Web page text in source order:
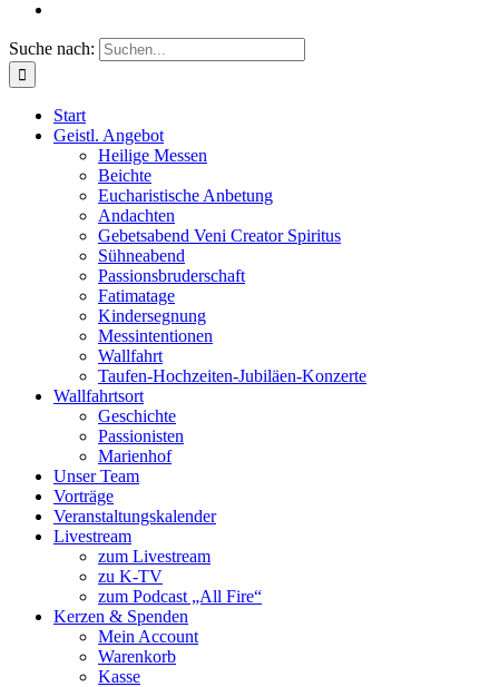
Suche nach:
Start
Geistl. Angebot
Heilige Messen
Beichte
Eucharistische Anbetung
Andachten
Gebetsabend Veni Creator Spiritus
Sühneabend
Passionsbruderschaft
Fatimatage
Kindersegnung
Messintentionen
Wallfahrt
Taufen-Hochzeiten-Jubiläen-Konzerte
Wallfahrtsort
Geschichte
Passionisten
Marienhof
Unser Team
Vorträge
Veranstaltungskalender
Livestream
zum Livestream
zu K-TV
zum Podcast „All Fire“
Kerzen & Spenden
Mein Account
Warenkorb
Kasse